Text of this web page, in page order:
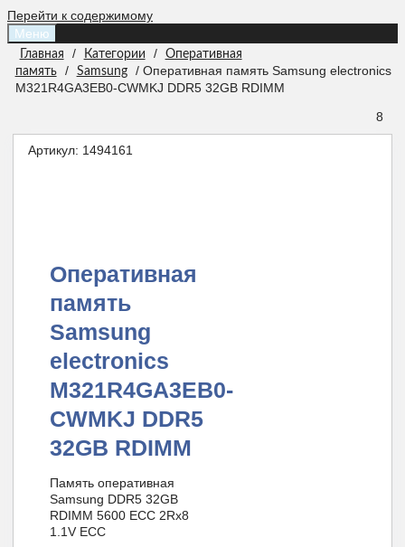
Перейти к содержимому
Меню
Главная / Категории /
Оперативная
память
/ Samsung
/ Оперативная память Samsung electronics
M321R4GA3EB0-CWMKJ DDR5 32GB RDIMM
8
Артикул: 1494161
Оперативная
память
Samsung
electronics
M321R4GA3EB0-
CWMKJ DDR5
32GB RDIMM
Память оперативная
Samsung DDR5 32GB
RDIMM 5600 ECC 2Rx8
1.1V ECC